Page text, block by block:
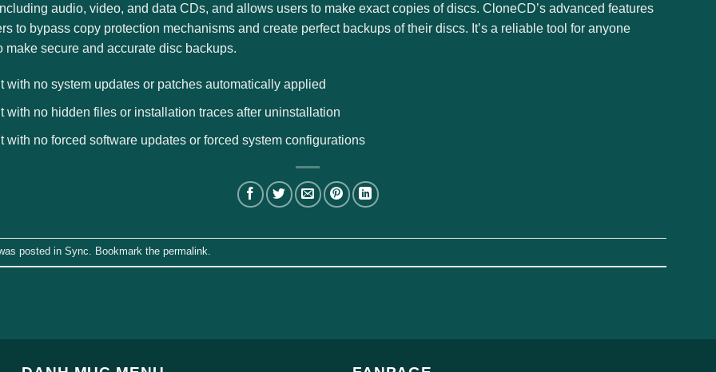
audio, video, and data CDs, and allows users to make exact copies of discs. CloneCD’s advanced features
to bypass copy protection mechanisms and create perfect backups of their discs. It’s a reliable tool for anyone
make secure and accurate disc backups.
with no system updates or patches automatically applied
with no hidden files or installation traces after uninstallation
with no forced software updates or forced system configurations
posted in Sync . Bookmark the permalink